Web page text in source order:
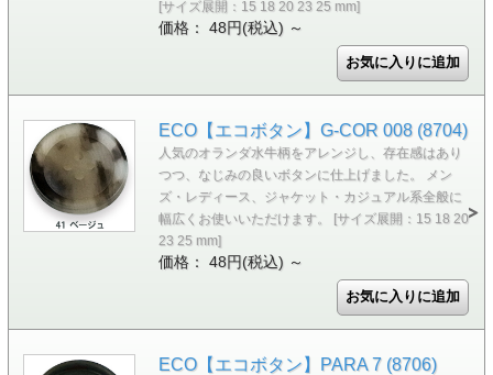
[サイズ展開：15 18 20 23 25 mm]
価格： 48円(税込) ～
ECO【エコボタン】G-COR 008 (8704)
人気のオランダ水牛柄をアレンジし、存在感はあり
つつ、なじみの良いボタンに仕上げました。 メン
ズ・レディース、ジャケット・カジュアル系全般に
幅広くお使いいただけます。 [サイズ展開：15 18 20
23 25 mm]
価格： 48円(税込) ～
ECO【エコボタン】PARA 7 (8706)